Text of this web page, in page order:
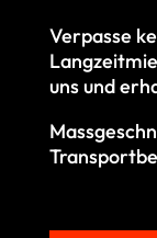
Verpasse
uns und